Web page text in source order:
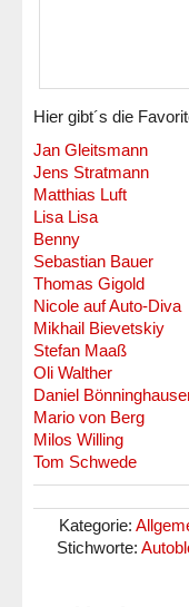
Hier gibt´s die
Jan Gleitsmann
Jens Stratmann
Matthias Luft
Lisa Lisa
Benny
Sebastian Bauer
Thomas Gigold
Nicole auf Auto-Diva
Mikhail Bievetskiy
Stefan Maaß
Oli Walther
Daniel
Mario von Berg
Milos Willing
Tom Schwede
Kategorie:
Stichworte: